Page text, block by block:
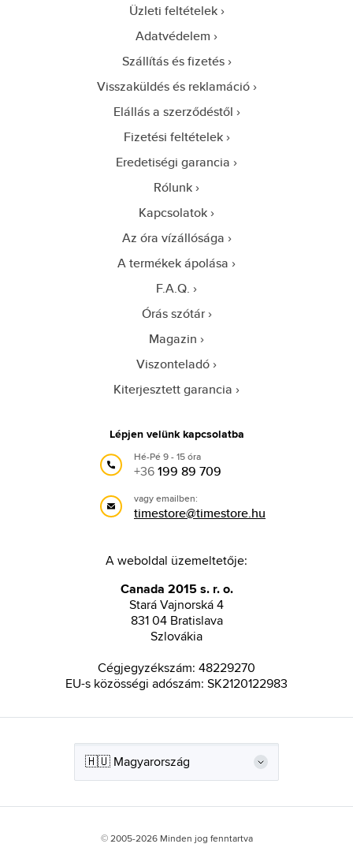
Üzleti feltételek
Adatvédelem
Szállítás és fizetés
Visszaküldés és reklamáció
Elállás a szerződéstől
Fizetési feltételek
Eredetiségi garancia
Rólunk
Kapcsolatok
Az óra vízállósága
A termékek ápolása
F.A.Q.
Órás szótár
Magazin
Viszonteladó
Kiterjesztett garancia
Lépjen velünk kapcsolatba
Hé-Pé 9 - 15 óra
+36199 89 709
vagy emailben:
timestore@timestore.hu
A weboldal üzemeltetője:
Canada 2015 s. r. o.
Stará Vajnorská 4
831 04 Bratislava
Szlovákia
Cégjegyzékszám: 48229270
EU-s közösségi adószám: SK2120122983
© 2005-2026 Minden jog fenntartva